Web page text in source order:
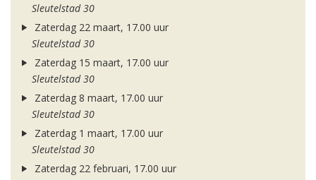
Sleutelstad 30
Zaterdag 22 maart, 17.00 uur
Sleutelstad 30
Zaterdag 15 maart, 17.00 uur
Sleutelstad 30
Zaterdag 8 maart, 17.00 uur
Sleutelstad 30
Zaterdag 1 maart, 17.00 uur
Sleutelstad 30
Zaterdag 22 februari, 17.00 uur